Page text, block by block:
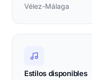
Vélez-Málaga
Estilos disponibles